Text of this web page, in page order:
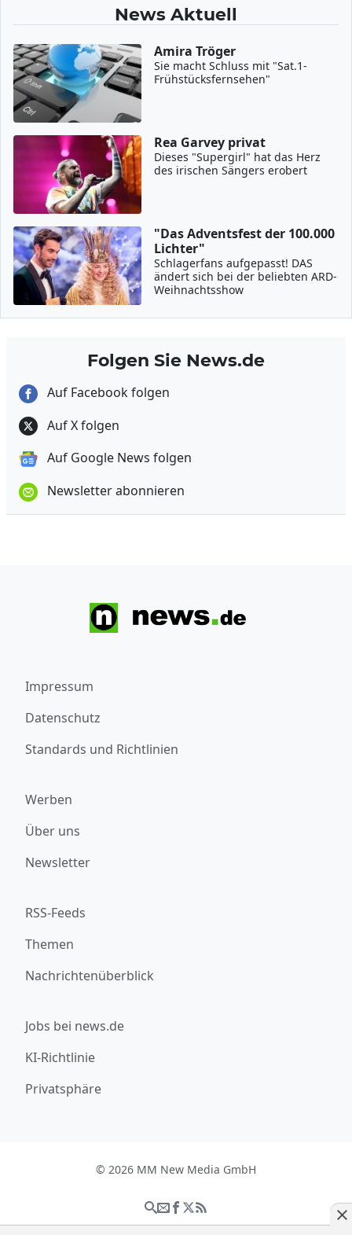
News Aktuell
Amira Tröger
Sie macht Schluss mit "Sat.1-
Frühstücksfernsehen"
Rea Garvey privat
Dieses "Supergirl" hat das Herz
des irischen Sängers erobert
"Das Adventsfest der 100.000
Lichter"
Schlagerfans aufgepasst! DAS
ändert sich bei der beliebten ARD-
Weihnachtsshow
Folgen Sie News.de
Auf Facebook folgen
Auf X folgen
Auf Google News folgen
Newsletter abonnieren
Impressum
Datenschutz
Standards und Richtlinien
Werben
Über uns
Newsletter
RSS-Feeds
Themen
Nachrichtenüberblick
Jobs bei news.de
KI-Richtlinie
Privatsphäre
© 2026 MM New Media GmbH